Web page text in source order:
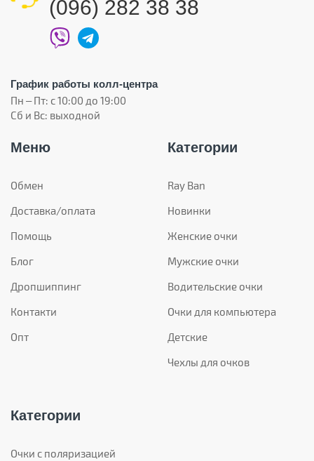
(096) 282 38 38
График работы колл-центра
Пн – Пт: с 10:00 до 19:00
Сб и Вс: выходной
Меню
Обмен
Доставка/оплата
Помощь
Блог
Дропшиппинг
Контакти
Опт
Категории
Ray Ban
Новинки
Женские очки
Мужские очки
Водительские очки
Очки для компьютера
Детские
Чехлы для очков
Категории
Очки с поляризацией